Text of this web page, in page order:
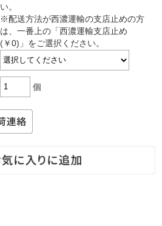
い。
※配送方法が西濃運輸の支店止めの方
は、一番上の「西濃運輸支店止め
(￥0)」をご選択ください。
個